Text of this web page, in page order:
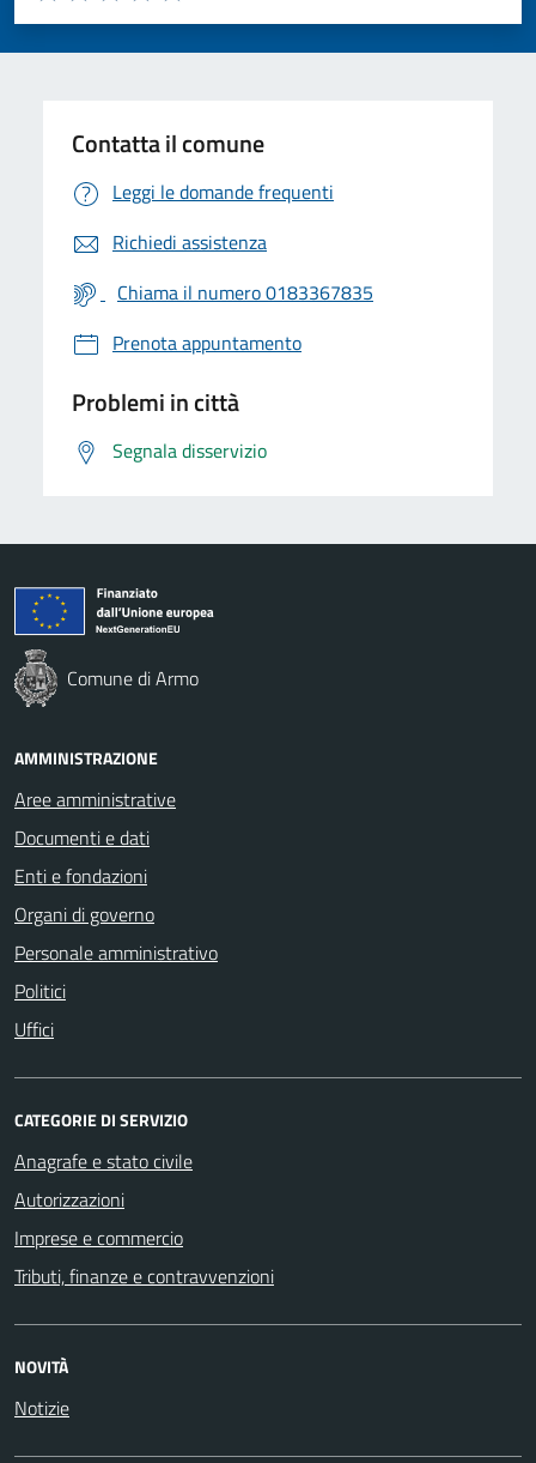
Valuta 5 stelle su 5
Valuta 4 stelle su 5
Valuta 3 stelle su 5
Valuta 2 stelle su 5
Valuta 1 stelle su 5
Contatta il comune
Leggi le domande frequenti
Richiedi assistenza
Chiama il numero 0183367835
Prenota appuntamento
Problemi in città
Segnala disservizio
Comune di Armo
AMMINISTRAZIONE
Aree amministrative
Documenti e dati
Enti e fondazioni
Organi di governo
Personale amministrativo
Politici
Uffici
CATEGORIE DI SERVIZIO
Anagrafe e stato civile
Autorizzazioni
Imprese e commercio
Tributi, finanze e contravvenzioni
NOVITÀ
Notizie